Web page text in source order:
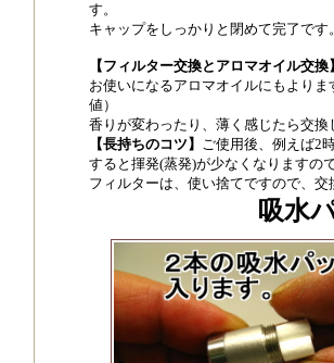
す。
キャップをしっかりと閉めて完了です。
【フィルター交換とアロマオイル交換】
お使いになるアロマオイルにもより
値）
香りが変わったり、薄く感じたら交換
【長持ちのコツ】 ご使用後、例えば2
すると揮発(蒸発)が少なくなりますの
フィルターは、使い捨てですので、交
吸水